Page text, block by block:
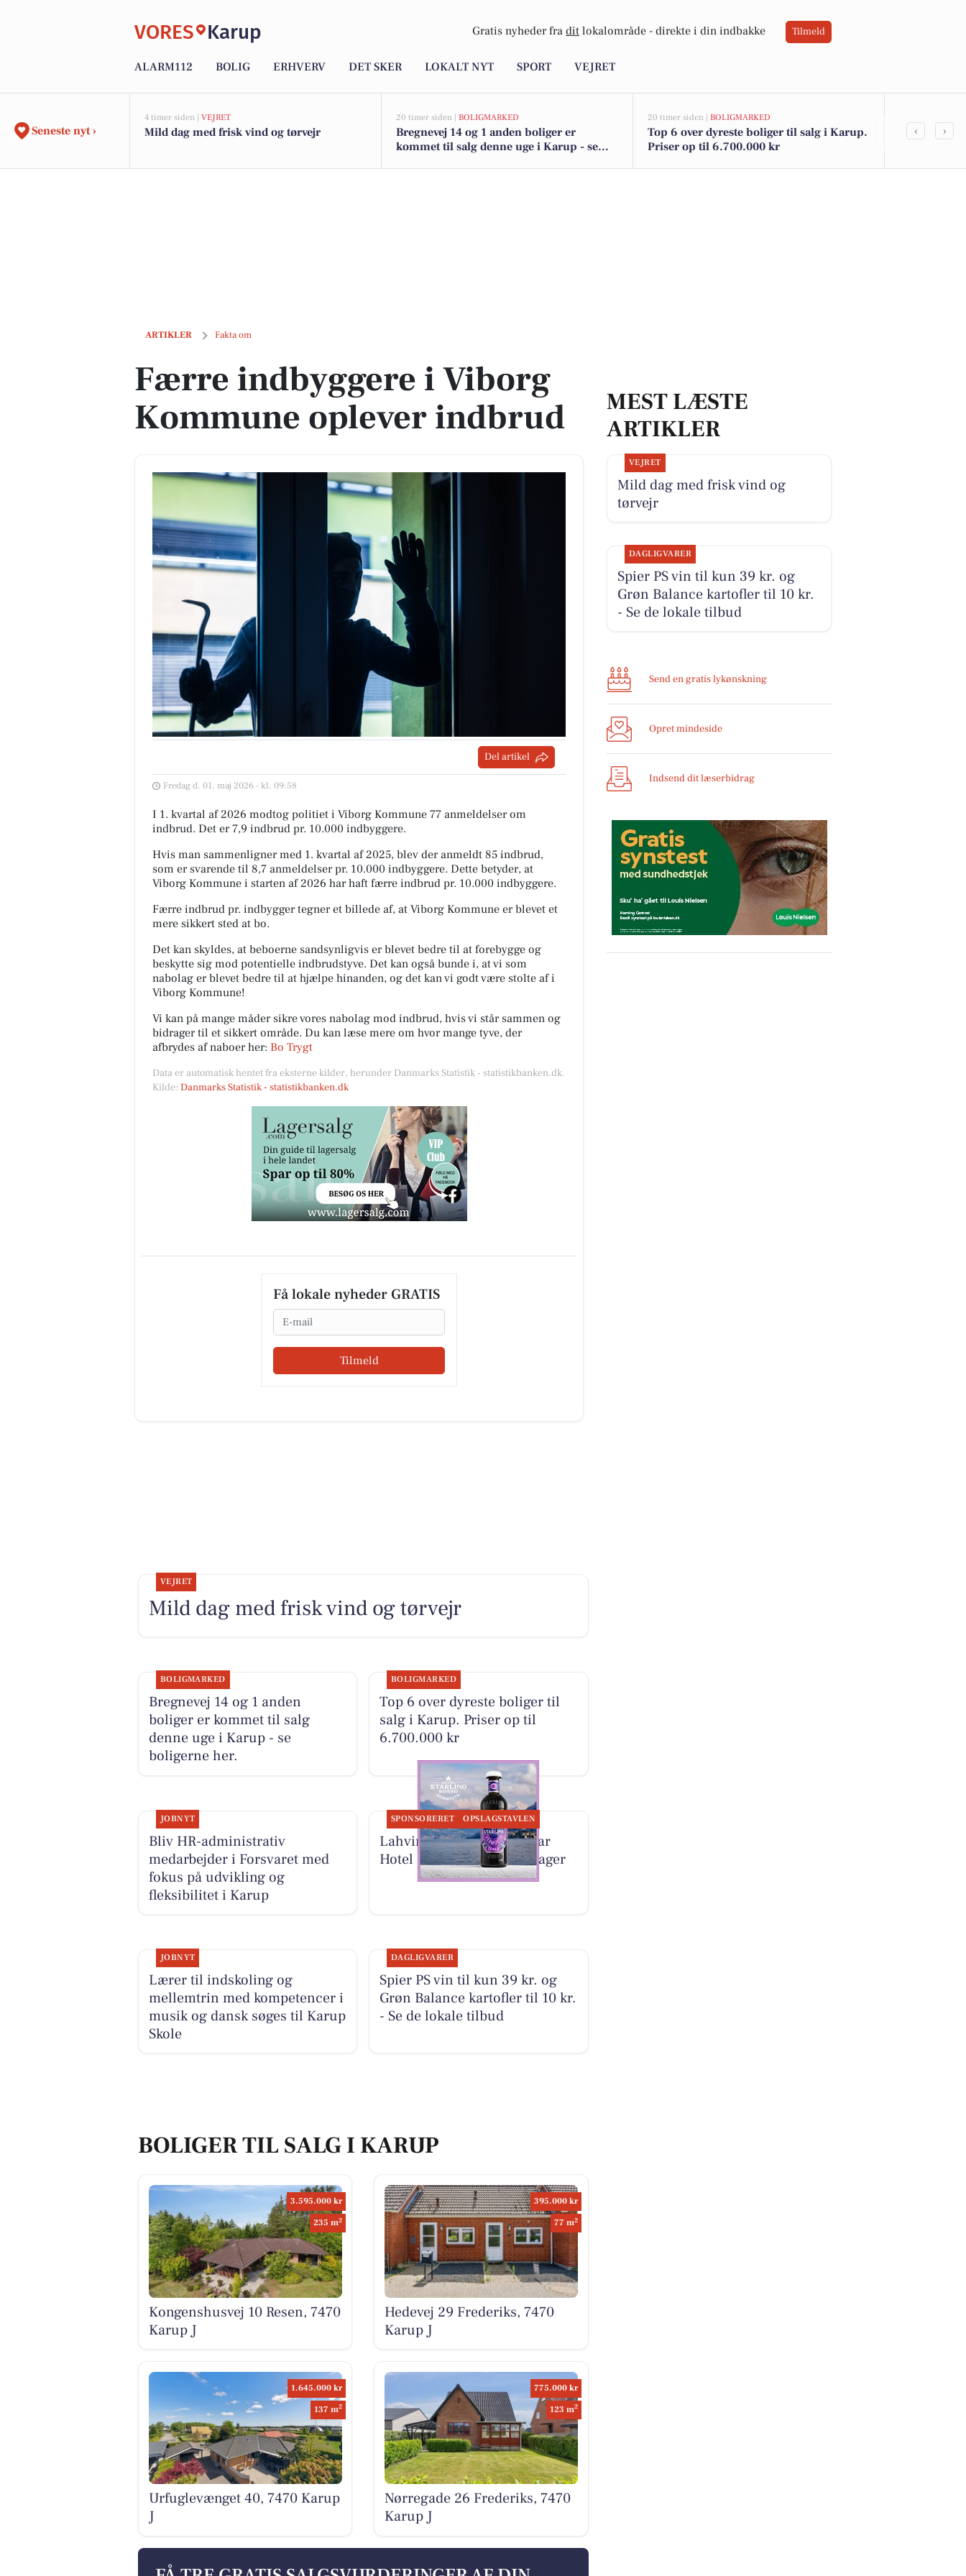
VORES Karup Gratis nyheder fra dit lokalområde - direkte i din indbakke Tilmeld
ALARM112 BOLIG ERHVERV DET SKER LOKALT NYT SPORT VEJRET
Seneste nyt ›
4 timer siden | VEJRET
Mild dag med frisk vind og tørvejr
20 timer siden | BOLIGMARKED
Bregnevej 14 og 1 anden boliger er
kommet til salg denne uge i Karup - se
20 timer siden | BOLIGMARKED
Top 6 over dyreste boliger til salg i Karup.
Priser op til 6.700.000 kr
Bliv HR-
‹ ›
ARTIKLER Fakta om
Færre indbyggere i Viborg Kommune oplever indbrud
Færre indbyggere i Viborg
Kommune oplever indbrud
Del artikel
Fredag d. 01. maj 2026 - kl. 09:58
I 1. kvartal af 2026 modtog politiet i Viborg Kommune 77 anmeldelser om
indbrud. Det er 7,9 indbrud pr. 10.000 indbyggere.
Hvis man sammenligner med 1. kvartal af 2025, blev der anmeldt 85 indbrud,
som er svarende til 8,7 anmeldelser pr. 10.000 indbyggere. Dette betyder, at
Viborg Kommune i starten af 2026 har haft færre indbrud pr. 10.000 indbyggere.
Færre indbrud pr. indbygger tegner et billede af, at Viborg Kommune er blevet et
mere sikkert sted at bo.
Det kan skyldes, at beboerne sandsynligvis er blevet bedre til at forebygge og
beskytte sig mod potentielle indbrudstyve. Det kan også bunde i, at vi som
nabolag er blevet bedre til at hjælpe hinanden, og det kan vi godt være stolte af i
Viborg Kommune!
Vi kan på mange måder sikre vores nabolag mod indbrud, hvis vi står sammen og
bidrager til et sikkert område. Du kan læse mere om hvor mange tyve, der
afbrydes af naboer her: Bo Trygt
Data er automatisk hentet fra eksterne kilder, herunder Danmarks Statistik - statistikbanken.dk.
Kilde: Danmarks Statistik - statistikbanken.dk
Få lokale nyheder GRATIS
Email
Tilmeld
MEST LÆSTE
ARTIKLER
VEJRET
Mild dag med frisk vind og
tørvejr
DAGLIGVARER
Spier PS vin til kun 39 kr. og
Grøn Balance kartofler til 10 kr.
- Se de lokale tilbud
Send en gratis lykønskning
Opret mindeside
Indsend dit læserbidrag
VEJRET
Mild dag med frisk vind og tørvejr
BOLIGMARKED
Bregnevej 14 og 1 anden
boliger er kommet til salg
denne uge i Karup - se
boligerne her.
BOLIGMARKED
Top 6 over dyreste boliger til
salg i Karup. Priser op til
6.700.000 kr
JOBNYT
Bliv HR-administrativ
medarbejder i Forsvaret med
fokus på udvikling og
fleksibilitet i Karup
SPONSORERET OPSLAGSTAVLEN
Lahvino Wine & Spirits har
Hotel Starlino tilbage på lager
JOBNYT
Lærer til indskoling og
mellemtrin med kompetencer i
musik og dansk søges til Karup
Skole
DAGLIGVARER
Spier PS vin til kun 39 kr. og
Grøn Balance kartofler til 10 kr.
- Se de lokale tilbud
BOLIGER TIL SALG I KARUP
3.595.000 kr
235 m2
Kongenshusvej 10 Resen, 7470
Karup J
395.000 kr
77 m2
Hedevej 29 Frederiks, 7470
Karup J
1.645.000 kr
137 m2
Urfuglevænget 40, 7470 Karup
J
775.000 kr
123 m2
Nørregade 26 Frederiks, 7470
Karup J